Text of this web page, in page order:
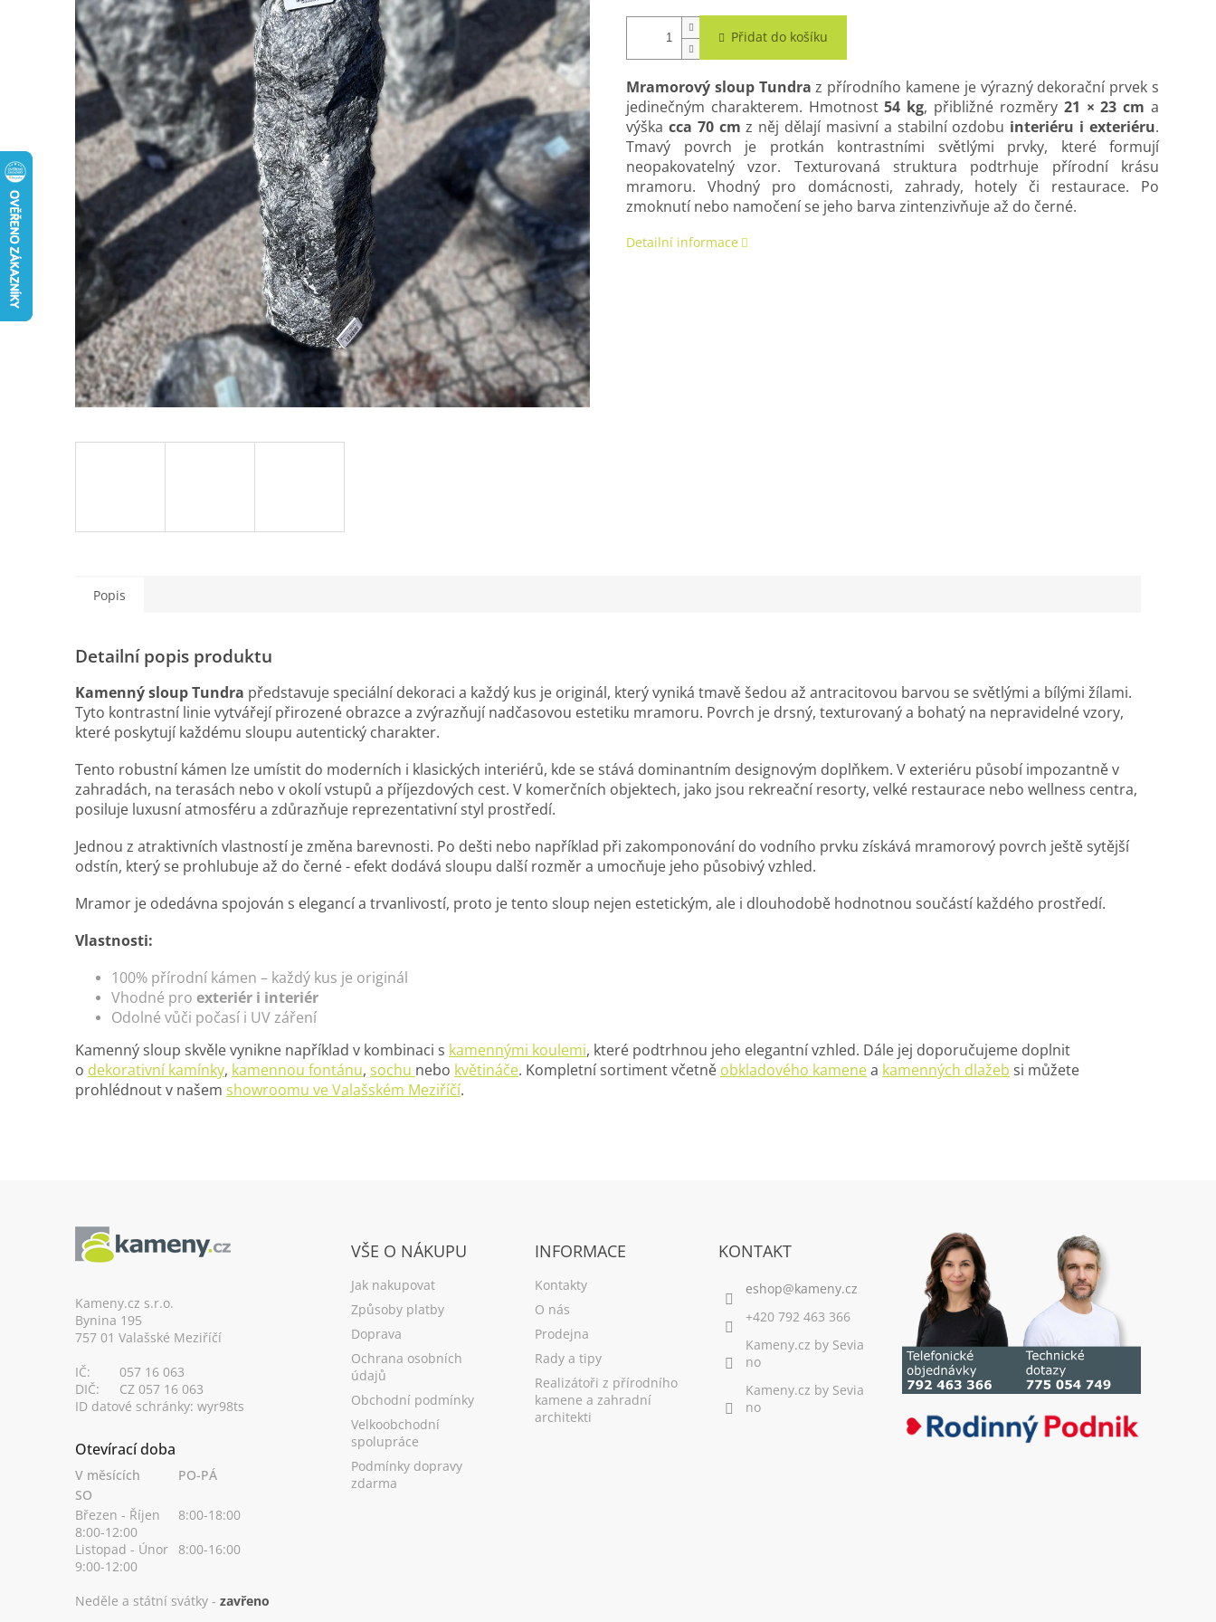
Přidat do košíku
Mramorový sloup Tundra z přírodního kamene je výrazný dekorační prvek s
jedinečným charakterem. Hmotnost54 kg, přibližné rozměry 21 × 23 cm a
výška cca 70 cm z něj dělají masivní a stabilní ozdobu interiéru i exteriéru.
Tmavý povrch je protkán kontrastními světlými prvky, které formují
neopakovatelný vzor. Texturovaná struktura podtrhuje přírodní krásu
mramoru. Vhodný pro domácnosti, zahrady, hotely či restaurace. Po
zmoknutí nebo namočení se jeho barva zintenzivňuje až do černé.
Detailní informace
Popis
Detailní popis produktu
Kamenný sloupTundra představuje speciální dekoraci a každý kus je originál, který vyniká tmavě šedou až antracitovou barvou se světlými a bílými žílami.
Tyto kontrastní linie vytvářejí přirozené obrazce a zvýrazňují nadčasovou estetiku mramoru. Povrch je drsný, texturovaný a bohatý na nepravidelné vzory,
které poskytují každému sloupu autentický charakter.
Tento robustní kámen lze umístit do moderních i klasických interiérů, kde se stává dominantním designovým doplňkem. V exteriéru působí impozantně v
zahradách, na terasách nebo v okolí vstupů a příjezdových cest. V komerčních objektech, jako jsou rekreační resorty, velké restaurace nebo wellness centra,
posiluje luxusní atmosféru a zdůrazňuje reprezentativní styl prostředí.
Jednou z atraktivních vlastností je změna barevnosti. Po dešti nebo například při zakomponování do vodního prvku získává mramorový povrch ještě sytější
odstín, který se prohlubuje až do černé - efekt dodává sloupu další rozměr a umocňuje jeho působivý vzhled.
Mramor je odedávna spojován s elegancí a trvanlivostí, proto je tento sloup nejen estetickým, ale i dlouhodobě hodnotnou součástí každého prostředí.
Vlastnosti:
100% přírodní kámen – každý kus je originál
Vhodné pro exteriér i interiér
Odolné vůči počasí i UV záření
Kamenný sloup skvěle vynikne například v kombinaci s kamennými koulemi, které podtrhnou jeho elegantní vzhled. Dále jej doporučujeme doplnit
o dekorativní kamínky, kamennou fontánu, sochu nebo květináče. Kompletní sortiment včetně obkladového kamenea kamenných dlažeb si můžete
prohlédnout v našem showroomu ve Valašském Meziříčí.
Kameny.cz s.r.o.
Bynina 195
757 01 Valašské Meziříčí
IČ:
057 16 063
DIČ:
CZ 057 16 063
ID datové schránky: wyr98ts
Otevírací doba
V měsících
PO-PÁ
SO
Březen - Říjen
8:00-18:00
8:00-12:00
Listopad - Únor 8:00-16:00
9:00-12:00
Neděle a státní svátky - zavřeno
VŠE O NÁKUPU
Jak nakupovat
Způsoby platby
Doprava
Ochrana osobních
údajů
Obchodní podmínky
Velkoobchodní
spolupráce
Podmínky dopravy
zdarma
INFORMACE
Kontakty
O nás
Prodejna
Rady a tipy
Realizátoři z přírodního
kamene a zahradní
architekti
KONTAKT
+420 792 463 366
Kameny.cz by Sevia
no
Kameny.cz by Sevia
no